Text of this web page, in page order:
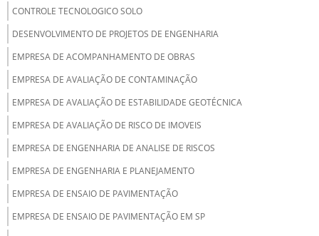
CONTROLE TECNOLOGICO SOLO
DESENVOLVIMENTO DE PROJETOS DE ENGENHARIA
EMPRESA DE ACOMPANHAMENTO DE OBRAS
EMPRESA DE AVALIAÇÃO DE CONTAMINAÇÃO
EMPRESA DE AVALIAÇÃO DE ESTABILIDADE GEOTÉCNICA
EMPRESA DE AVALIAÇÃO DE RISCO DE IMOVEIS
EMPRESA DE ENGENHARIA DE ANALISE DE RISCOS
EMPRESA DE ENGENHARIA E PLANEJAMENTO
EMPRESA DE ENSAIO DE PAVIMENTAÇÃO
EMPRESA DE ENSAIO DE PAVIMENTAÇÃO EM SP